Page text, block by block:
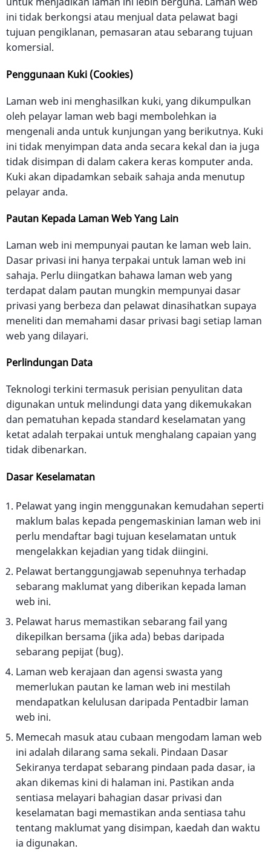
ini tidak berkongsi atau menjual data pelawat bagi
tujuan pengiklanan, pemasaran atau sebarang tujuan
komersial.
Penggunaan Kuki (Cookies)
Laman web ini menghasilkan kuki, yang dikumpulkan
oleh pelayar laman web bagi membolehkan ia
mengenali anda untuk kunjungan yang berikutnya. Kuki
ini tidak menyimpan data anda secara kekal dan ia juga
tidak disimpan di dalam cakera keras komputer anda.
Kuki akan dipadamkan sebaik sahaja anda menutup
pelayar anda.
Pautan Kepada Laman Web Yang Lain
Laman web ini mempunyai pautan ke laman web lain.
Dasar privasi ini hanya terpakai untuk laman web ini
sahaja. Perlu diingatkan bahawa laman web yang
terdapat dalam pautan mungkin mempunyai dasar
privasi yang berbeza dan pelawat dinasihatkan supaya
meneliti dan memahami dasar privasi bagi setiap laman
web yang dilayari.
Perlindungan Data
Teknologi terkini termasuk perisian penyulitan data
digunakan untuk melindungi data yang dikemukakan
dan pematuhan kepada standard keselamatan yang
ketat adalah terpakai untuk menghalang capaian yang
tidak dibenarkan.
Dasar Keselamatan
Pelawat yang ingin menggunakan kemudahan seperti
maklum balas kepada pengemaskinian laman web ini
perlu mendaftar bagi tujuan keselamatan untuk
mengelakkan kejadian yang tidak diingini.
Pelawat bertanggungjawab sepenuhnya terhadap
sebarang maklumat yang diberikan kepada laman
web ini.
Pelawat harus memastikan sebarang fail yang
dikepilkan bersama (jika ada) bebas daripada
sebarang pepijat (bug).
Laman web kerajaan dan agensi swasta yang
memerlukan pautan ke laman web ini mestilah
mendapatkan kelulusan daripada Pentadbir laman
web ini.
Memecah masuk atau cubaan mengodam laman web
ini adalah dilarang sama sekali. Pindaan Dasar
Sekiranya terdapat sebarang pindaan pada dasar, ia
akan dikemas kini di halaman ini. Pastikan anda
sentiasa melayari bahagian dasar privasi dan
keselamatan bagi memastikan anda sentiasa tahu
tentang maklumat yang disimpan, kaedah dan waktu
ia digunakan.